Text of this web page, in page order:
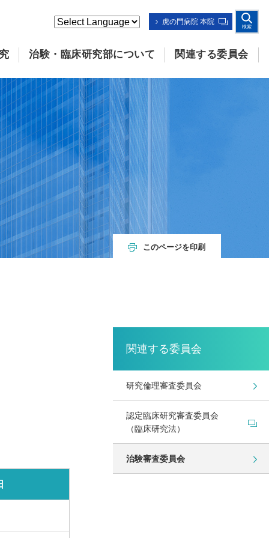
虎の門病院 本院
検索
治験・臨床研究部について 関連する委員会
このページを印刷
関連する委員会
研究倫理審査委員会
認定臨床研究審査委員会
（臨床研究法）
治験審査委員会